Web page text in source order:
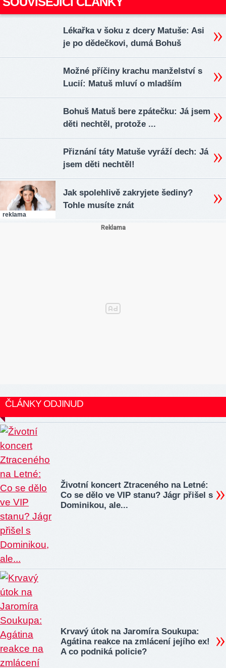
Lékařka v šoku z dcery Matuše: Asi
je po dědečkovi, dumá Bohuš
Možné příčiny krachu manželství s
Lucií: Matuš mluví o mladším
Bohuš Matuš bere zpátečku: Já jsem
děti nechtěl, protože ...
Přiznání táty Matuše vyráží dech: Já
jsem děti nechtěl!
reklama
Jak spolehlivě zakryjete šediny?
Tohle musíte znát
ČLÁNKY ODJINUD
Životní koncert Ztraceného na Letné:
Co se dělo ve VIP stanu? Jágr přišel s
Dominikou, ale...
Krvavý útok na Jaromíra Soukupa:
Agátina reakce na zmlácení jejího ex!
A co podniká policie?